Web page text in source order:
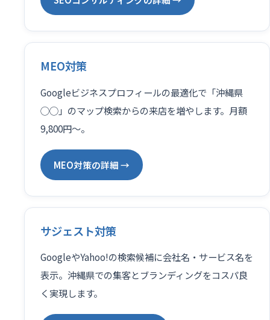
MEO対策
Googleビジネスプロフィールの最適化で「沖縄県
◯◯」のマップ検索からの来店を増やします。月額
9,800円〜。
MEO対策の詳細 →
サジェスト対策
GoogleやYahoo!の検索候補に会社名・サービス名を
表示。沖縄県での集客とブランディングをコスパ良
く実現します。